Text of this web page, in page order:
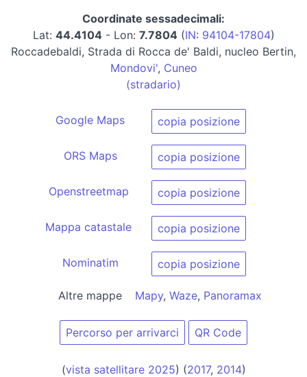
Coordinate sessadecimali:
Lat: 44.4104- Lon: 7.7804(IN: 94104-17804)
Roccadebaldi, Strada di Rocca de' Baldi, nucleo Bertin,
Mondovi', Cuneo
(stradario)
Google Maps copia posizione
ORS Maps copia posizione
Openstreetmap copia posizione
Mappa catastale copia posizione
Nominatim copia posizione
Altre mappe Mapy, Waze, Panoramax
Percorso per arrivarci QR Code
(vista satellitare 2025) (2017, 2014)